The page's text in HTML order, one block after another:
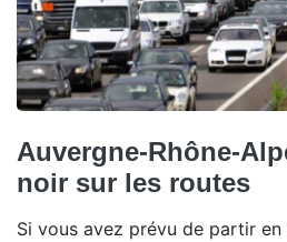
Auvergne-Rhône-
noir sur les routes
Si vous avez prévu de partir